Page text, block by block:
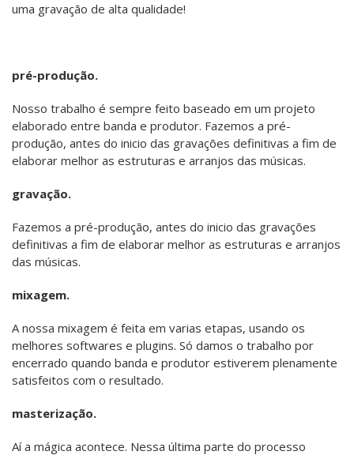
„ CADA PROJETO É ÚNICO! “
Desenvolvemos projetos únicos que
valorizam a sua música causando
„ ROCK N\\\' ROLL “
Especialistas no melhor do rock n' roll
e Heavy metal. Utilizamos
oferecer uma gravação de alta
qualidade!
„ DESDE 2004... “
Produzindo e gravando músicos e
bandas de altíssimo nível!
uma gravação de alta qualidade!
pré-produção.
Nosso trabalho é sempre feito baseado em um projeto
elaborado entre banda e produtor. Fazemos a pré-
produção, antes do inicio das gravações definitivas a fim de
elaborar melhor as estruturas e arranjos das músicas.
gravação.
Fazemos a pré-produção, antes do inicio das gravações
definitivas a fim de elaborar melhor as estruturas e arranjos
das músicas.
mixagem.
A nossa mixagem é feita em varias etapas, usando os
melhores softwares e plugins. Só damos o trabalho por
encerrado quando banda e produtor estiverem plenamente
satisfeitos com o resultado.
masterização.
Aí a mágica acontece. Nessa última parte do processo